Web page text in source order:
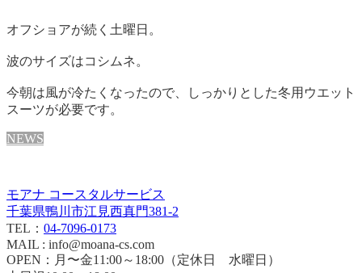
オフショアが続く土曜日。
波のサイズはコシムネ。
今朝は風が冷たくなったので、しっかりとした冬用ウエット
スーツが必要です。
NEWS
モアナ コースタルサービス
千葉県鴨川市江見西真門381-2
TEL： 04-7096-0173
MAIL : info@moana-cs.com
OPEN：月〜金11:00～18:00（定休日 水曜日）